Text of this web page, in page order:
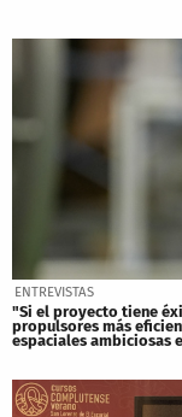
ENTREVISTAS
"Si el proyecto tiene
propulsores más
espaciales ambiciosas